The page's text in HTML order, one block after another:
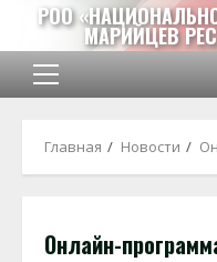
Перейти
содержимому
РОО
МАРИЙЦЕВ
Основное
Главная Новости
Онлайн-